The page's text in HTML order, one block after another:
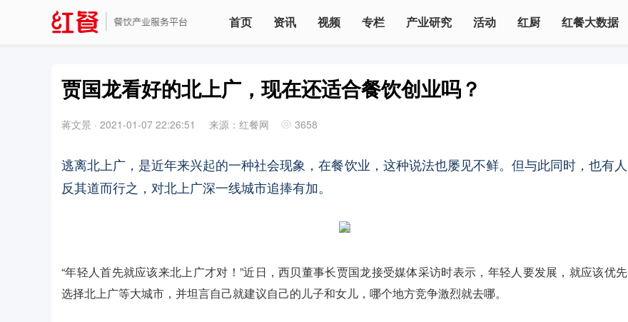
首页 资讯 视频 专栏 产业研究 活动 红厨 红餐大数据
贾国龙看好的北上广，现在还适合餐饮创业吗？
蒋文景 · 2021-01-07 22:26:51 来源：红餐网 3658
逃离北上广，是近年来兴起的一种社会现象，在餐饮业，这种说法也屡见不鲜。但与此同时，也有人
反其道而行之，对北上广深一线城市追捧有加。
“年轻人首先就应该来北上广才对！”近日，西贝董事长贾国龙接受媒体采访时表示，年轻人要发展，就应该优先
选择北上广等大城市，并坦言自己就建议自己的儿子和女儿，哪个地方竞争激烈就去哪。